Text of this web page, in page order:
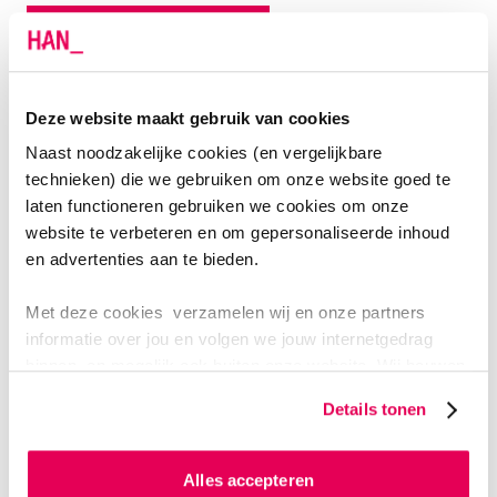
Deze website maakt gebruik van cookies
Naast noodzakelijke cookies (en vergelijkbare
technieken) die we gebruiken om onze website goed te
laten functioneren gebruiken we cookies om onze
website te verbeteren en om gepersonaliseerde inhoud
en advertenties aan te bieden.
Met deze cookies verzamelen wij en onze partners
informatie over jou en volgen we jouw internetgedrag
website en communicatie aan op jouw voorkeuren. Ook
van jouw internetgedrag.
Details tonen
Alles accepteren
Naar het bedrijvenportal
PRAKTIJKBUREAUS
NEEM CONTACT MET ONS OP
Heb je vragen over een van de volgende gebieden?
Communicatie
Commerciële Economie
Neem dan contact op met het Praktijkbureau ABOC: